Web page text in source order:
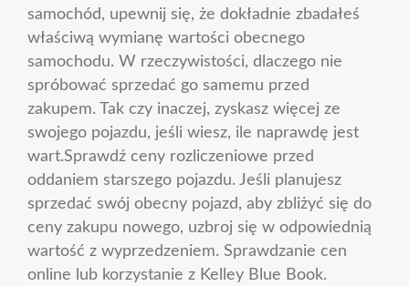
samochód, upewnij się, że dokładnie zbadałeś
właściwą wymianę wartości obecnego
samochodu. W rzeczywistości, dlaczego nie
spróbować sprzedać go samemu przed
zakupem. Tak czy inaczej, zyskasz więcej ze
swojego pojazdu, jeśli wiesz, ile naprawdę jest
wart.Sprawdź ceny rozliczeniowe przed
oddaniem starszego pojazdu. Jeśli planujesz
sprzedać swój obecny pojazd, aby zbliżyć się do
ceny zakupu nowego, uzbroj się w odpowiednią
wartość z wyprzedzeniem. Sprawdzanie cen
online lub korzystanie z Kelley Blue Book.